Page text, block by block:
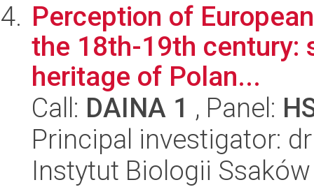
Perception of
the 18th-19th century:
heritage of Polan...
Call: DAINA 1 , Panel:
Principal investigator:
Instytut Biologii Ssaków